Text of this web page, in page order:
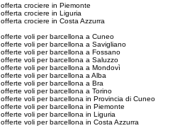
offerta crociere in Piemonte
offerta crociere in Liguria
offerta crociere in Costa Azzurra
offerte voli per barcellona a Cuneo
offerte voli per barcellona a Savigliano
offerte voli per barcellona a Fossano
offerte voli per barcellona a Saluzzo
offerte voli per barcellona a Mondovì
offerte voli per barcellona a Alba
offerte voli per barcellona a Bra
offerte voli per barcellona a Torino
offerte voli per barcellona in Provincia di Cuneo
offerte voli per barcellona in Piemonte
offerte voli per barcellona in Liguria
offerte voli per barcellona in Costa Azzurra